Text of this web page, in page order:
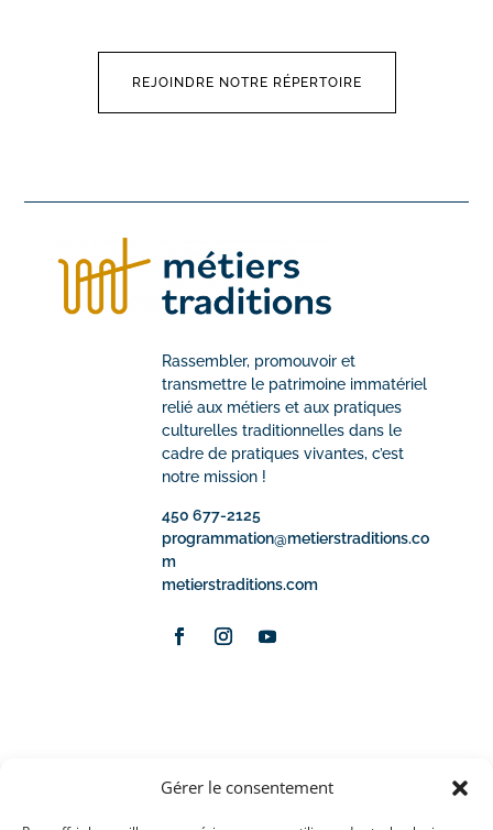
Gérer le consentement
REJOINDRE NOTRE RÉPERTOIRE
Rassembler, promouvoir et
transmettre le patrimoine immatériel
relié aux métiers et aux pratiques
culturelles traditionnelles dans le
cadre de pratiques vivantes, c’est
notre mission !
450 677-2125
programmation@metierstraditions.co
m
metierstraditions.com